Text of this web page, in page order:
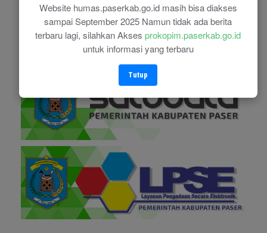
Website humas.paserkab.go.id masih bisa diakses
sampai September 2025 Namun tidak ada berita
terbaru lagi, silahkan Akses prokopim.paserkab.go.id
untuk informasi yang terbaru
Tutup